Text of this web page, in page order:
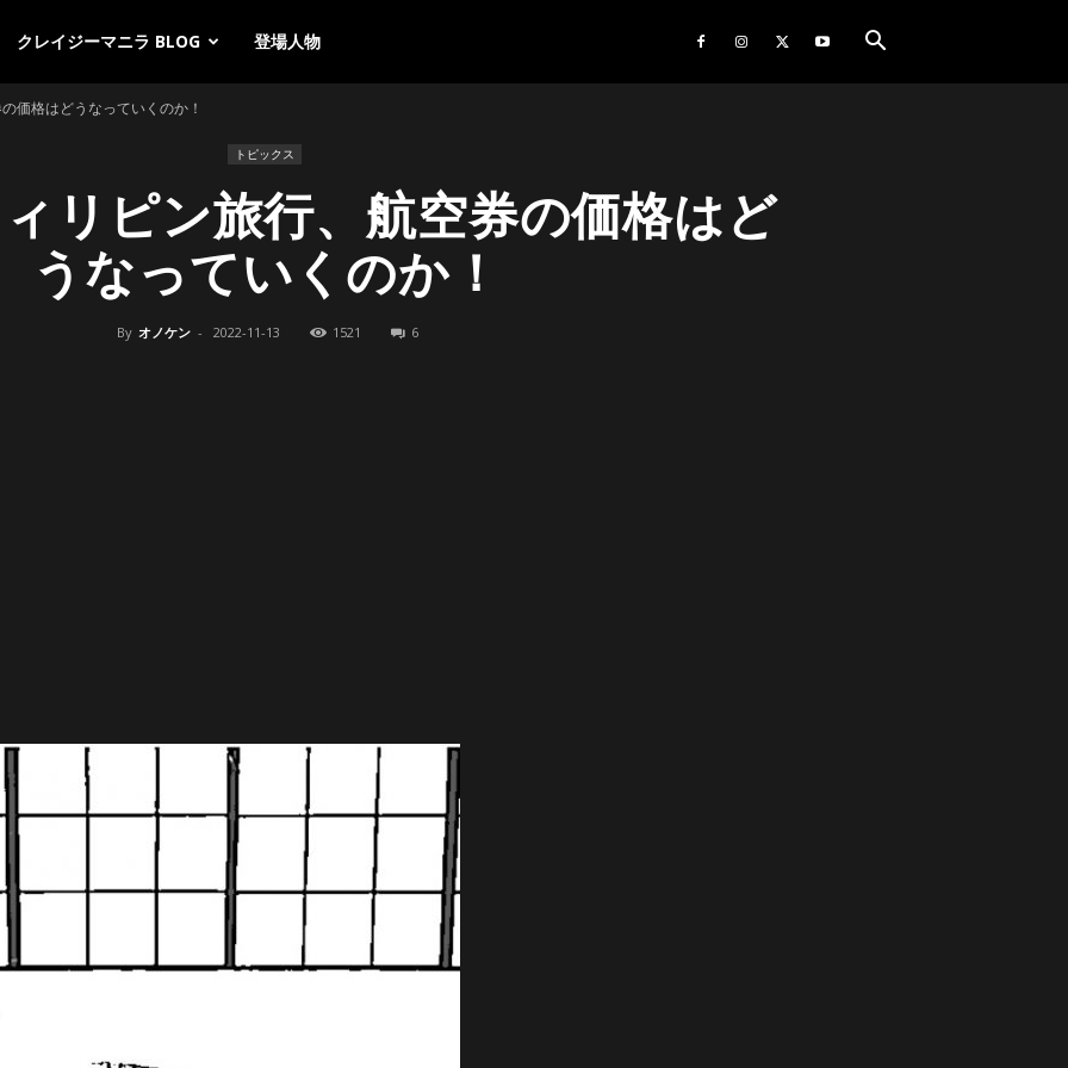
クレイジーマニラ BLOG 登場人物
価格はどうなっていくのか！
トピックス
リピン旅行、航空券の価格はど
うなっていくのか！
By オノケン - 2022-11-13 1521 6